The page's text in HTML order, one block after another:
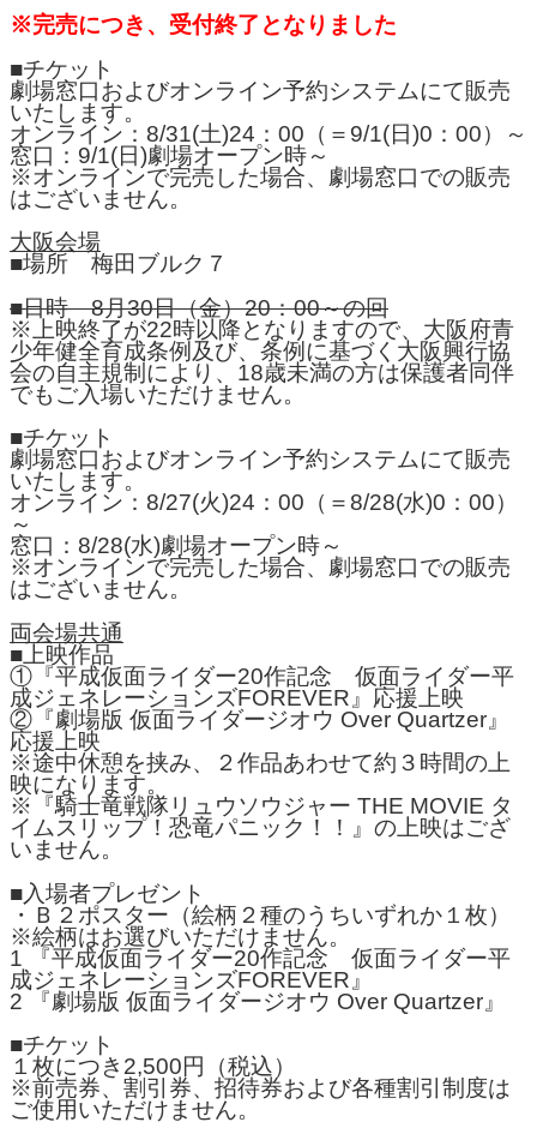
※完売につき、受付終了となりました
■チケット
劇場窓口およびオンライン予約システムにて販売
いたします。
オンライン：8/31(土)24：00（＝9/1(日)0：00）～
窓口：9/1(日)劇場オープン時～
※オンラインで完売した場合、劇場窓口での販売
はございません。
大阪会場
■場所 梅田ブルク７
■日時 8月30日（金）20：00～の回
※上映終了が22時以降となりますので、大阪府青
少年健全育成条例及び、条例に基づく大阪興行協
会の自主規制により、18歳未満の方は保護者同伴
でもご入場いただけません。
■チケット
劇場窓口およびオンライン予約システムにて販売
いたします。
オンライン：8/27(火)24：00（＝8/28(水)0：00）
～
窓口：8/28(水)劇場オープン時～
※オンラインで完売した場合、劇場窓口での販売
はございません。
両会場共通
■上映作品
①『平成仮面ライダー20作記念 仮面ライダー平
成ジェネレーションズFOREVER』応援上映
②『劇場版 仮面ライダージオウ Over Quartzer』
応援上映
※途中休憩を挟み、２作品あわせて約３時間の上
映になります。
※『騎士竜戦隊リュウソウジャー THE MOVIE タ
イムスリップ！恐竜パニック！！』の上映はござ
いません。
■入場者プレゼント
・Ｂ２ポスター（絵柄２種のうちいずれか１枚）
※絵柄はお選びいただけません。
1 『平成仮面ライダー20作記念 仮面ライダー平
成ジェネレーションズFOREVER』
2 『劇場版 仮面ライダージオウ Over Quartzer』
■チケット
１枚につき2,500円（税込）
※前売券、割引券、招待券および各種割引制度は
ご使用いただけません。